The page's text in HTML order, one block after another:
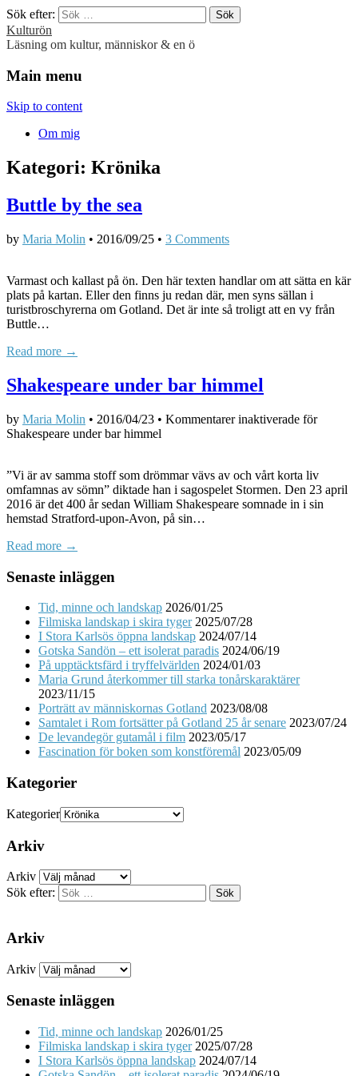
Sök efter:
Kulturön
Läsning om kultur, människor & en ö
Main menu
Skip to content
Om mig
Kategori: Krönika
Buttle by the sea
by Maria Molin • 2016/09/25 • 3 Comments
Varmast och kallast på ön. Den här texten handlar om att sätta en kär
plats på kartan. Eller den finns ju redan där, men syns sällan i
turistbroschyrerna om Gotland. Det är inte så troligt att en vy från
Buttle…
Read more →
Shakespeare under bar himmel
by Maria Molin • 2016/04/23 • Kommentarer inaktiverade för
Shakespeare under bar himmel
”Vi är av samma stoff som drömmar vävs av och vårt korta liv
omfamnas av sömn” diktade han i sagospelet Stormen. Den 23 april
2016 är det 400 år sedan William Shakespeare somnade in i sin
hemstad Stratford-upon-Avon, på sin…
Read more →
Senaste inläggen
Tid, minne och landskap 2026/01/25
Filmiska landskap i skira tyger 2025/07/28
I Stora Karlsös öppna landskap 2024/07/14
Gotska Sandön – ett isolerat paradis 2024/06/19
På upptäcktsfärd i tryffelvärlden 2024/01/03
Maria Grund återkommer till starka tonårskaraktärer
2023/11/15
Porträtt av människornas Gotland 2023/08/08
Samtalet i Rom fortsätter på Gotland 25 år senare 2023/07/24
De levandegör gutamål i film 2023/05/17
Fascination för boken som konstföremål 2023/05/09
Kategorier
Kategorier
Arkiv
Arkiv
Sök efter:
Arkiv
Arkiv
Senaste inläggen
Tid, minne och landskap 2026/01/25
Filmiska landskap i skira tyger 2025/07/28
I Stora Karlsös öppna landskap 2024/07/14